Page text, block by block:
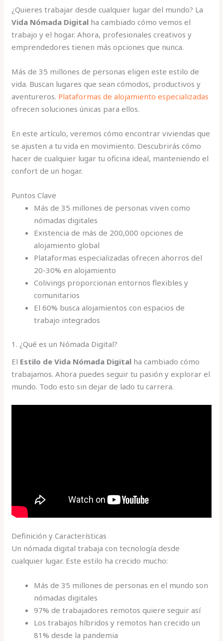
¿Quieres trabajar desde cualquier lugar del mundo? La
Vida Nómada Digital ha cambiado cómo vemos el
trabajo y el hogar. Ahora, profesionales creativos y
emprendedores tienen más opciones que nunca.
Más de 35 millones de personas eligen este estilo de
vida. Buscan lugares que sean cómodos, productivos y
aventureros. Plataformas de alojamiento especializadas
ofrecen soluciones únicas para ellos.
En este artículo, veremos cómo encontrar viviendas que
se ajusten a tu vida en movimiento. Descubrirás cómo
hacer de cualquier lugar tu oficina ideal, manteniendo el
confort de un hogar.
Puntos Clave
Más de 35 millones de personas viven como
nómadas digitales
Existencia de más de 200,000 opciones de
alojamiento global
Plataformas especializadas ofrecen ahorros del
20-30% en alojamiento
Colivings proporcionan entornos flexibles y
comunitarios
El 60% busca alojamientos con espacios de
trabajo integrados
1. ¿Qué es un Nómada Digital?
El Estilo de Vida Nómada Digital ha cambiado cómo
trabajamos. Ahora puedes seguir tu pasión y explorar el
mundo. Todo esto sin dejar de lado tu carrera.
Definición y Características
Un nómada digital trabaja con tecnología desde
cualquier lugar. Este estilo ha crecido mucho:
Más de 35 millones de personas en el mundo son
nómadas digitales
97% de trabajadores remotos quiere seguir así
Los trabajos híbridos y remotos han crecido un
81% desde la pandemia